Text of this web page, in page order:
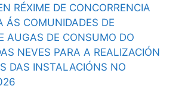
RÉXIME DE CONCORRENCIA
ÁS COMUNIDADES DE
AUGAS DE CONSUMO DO
NEVES PARA A REALIZACIÓN
DAS INSTALACIÓNS NO